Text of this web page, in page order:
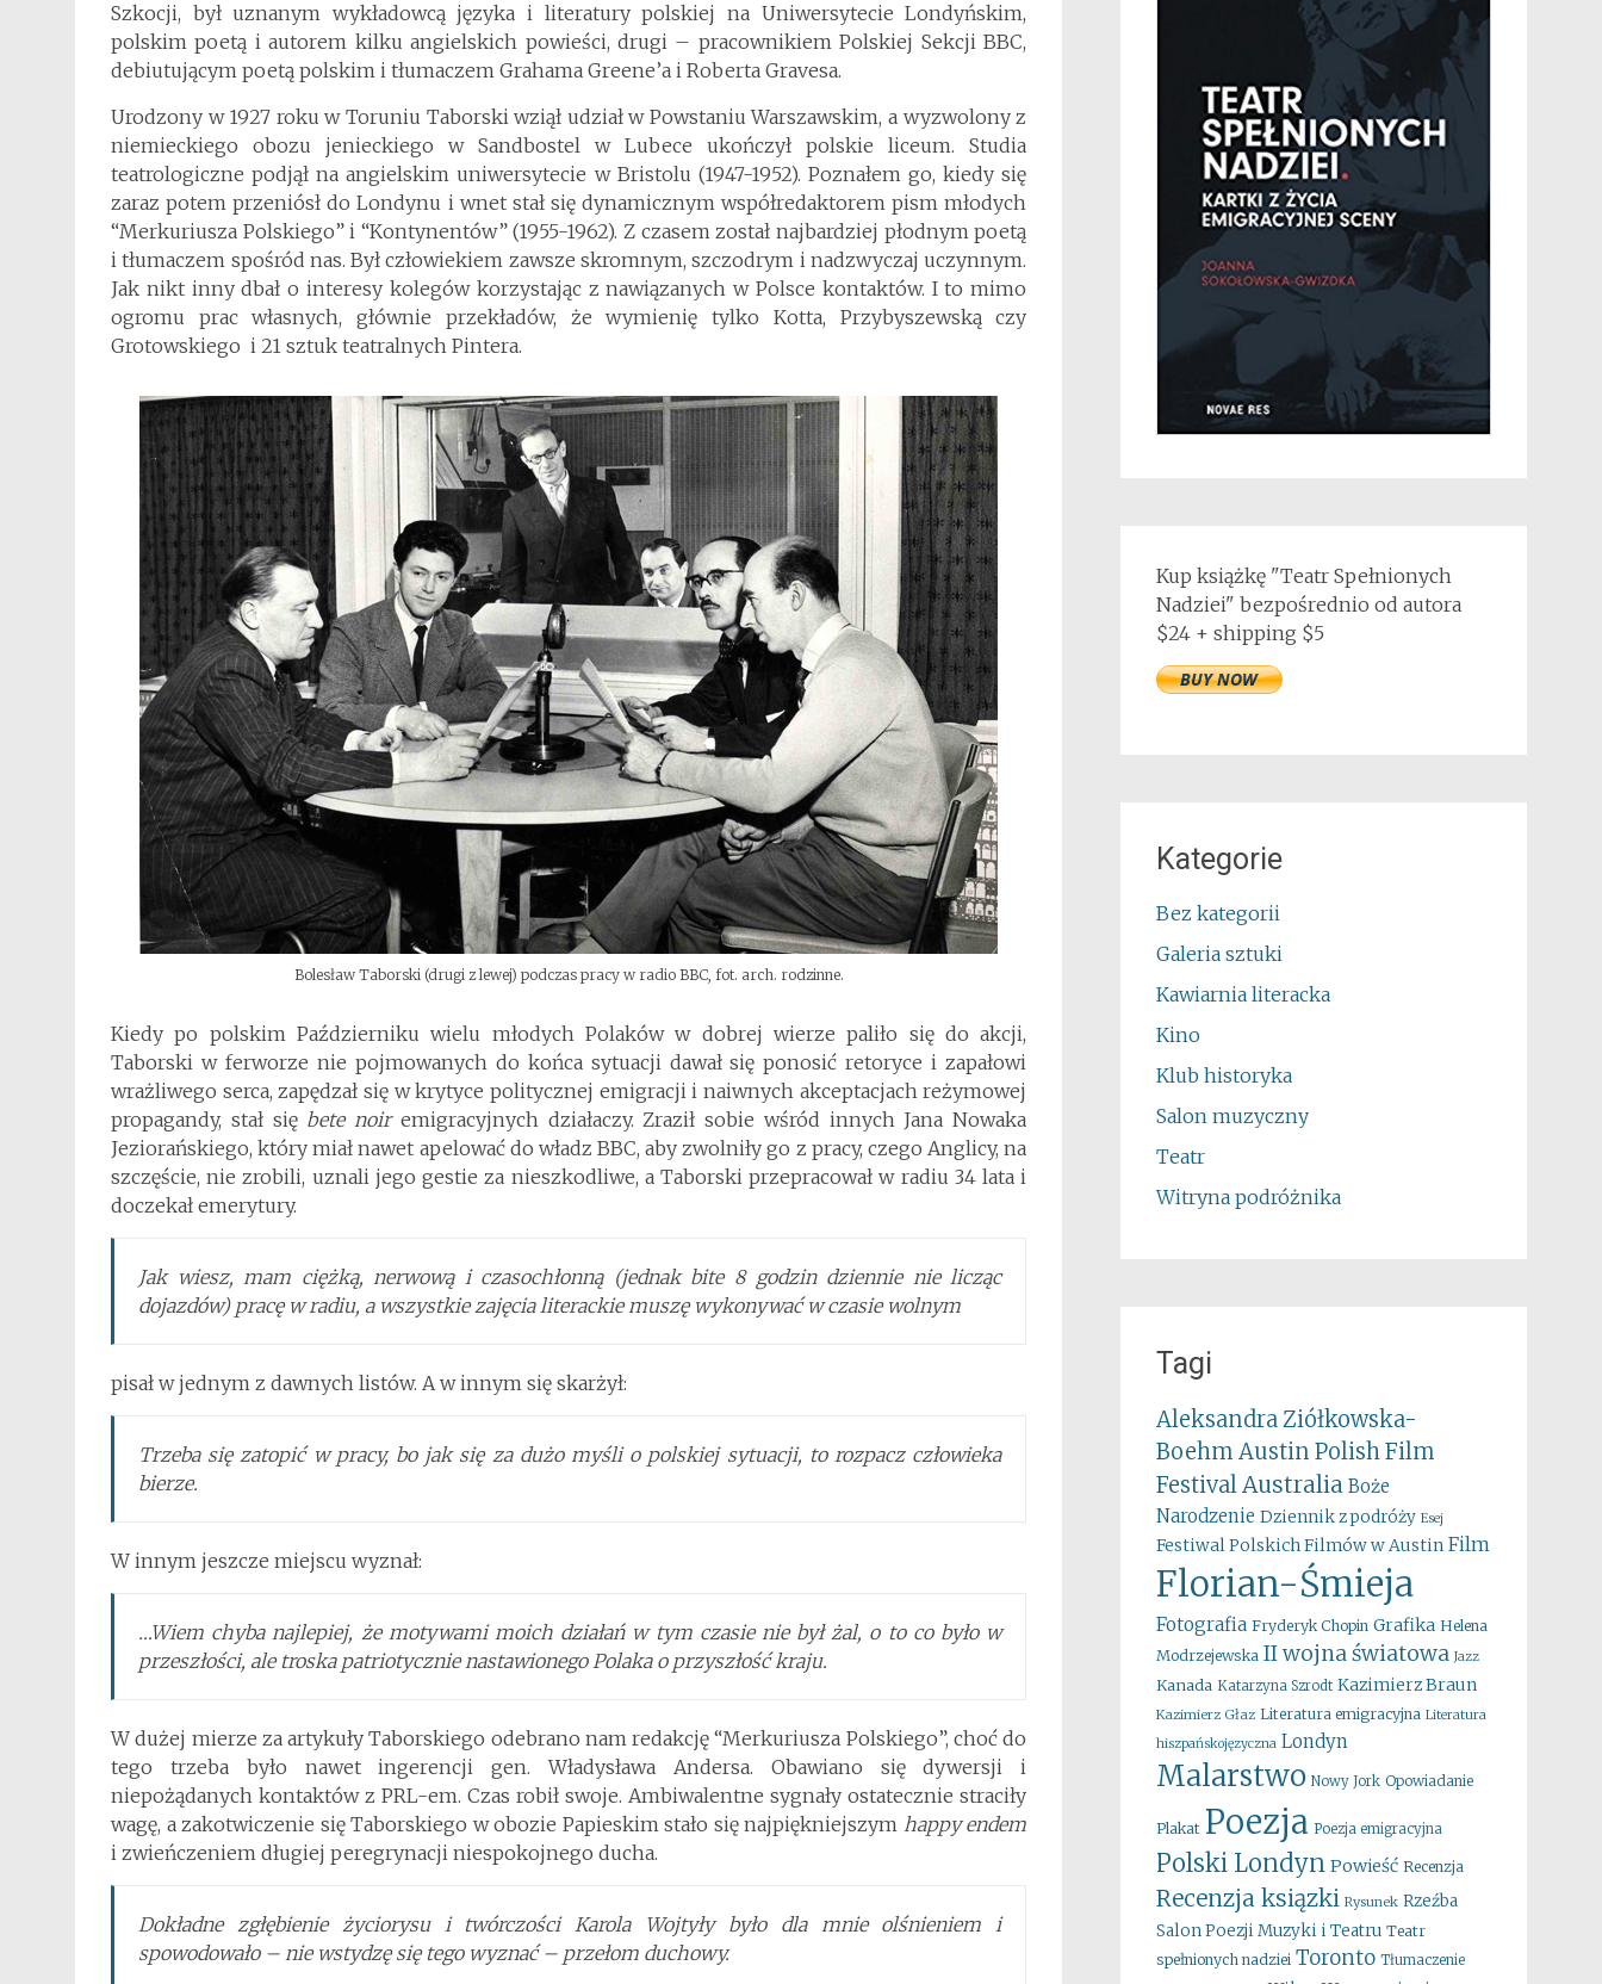
Szkocji, był uznanym wykładowcą języka i literatury polskiej na Uniwersytecie Londyńskim,
polskim poetą i autorem kilku angielskich powieści, drugi – pracownikiem Polskiej Sekcji BBC,
debiutującym poetą polskim i tłumaczem Grahama Greene’a i Roberta Gravesa.
Urodzony w 1927 roku w Toruniu Taborski wziął udział w Powstaniu Warszawskim, a wyzwolony z
niemieckiego obozu jenieckiego w Sandbostel w Lubece ukończył polskie liceum. Studia
teatrologiczne podjął na angielskim uniwersytecie w Bristolu (1947-1952). Poznałem go, kiedy się
zaraz potem przeniósł do Londynu i wnet stał się dynamicznym współredaktorem pism młodych
“Merkuriusza Polskiego” i “Kontynentów” (1955-1962). Z czasem został najbardziej płodnym poetą
i tłumaczem spośród nas. Był człowiekiem zawsze skromnym, szczodrym i nadzwyczaj uczynnym.
Jak nikt inny dbał o interesy kolegów korzystając z nawiązanych w Polsce kontaktów. I to mimo
ogromu prac własnych, głównie przekładów, że wymienię tylko Kotta, Przybyszewską czy
Grotowskiego i 21 sztuk teatralnych Pintera.
Bolesław Taborski (drugi z lewej) podczas pracy w radio BBC, fot. arch. rodzinne.
Kiedy po polskim Październiku wielu młodych Polaków w dobrej wierze paliło się do akcji,
Taborski w ferworze nie pojmowanych do końca sytuacji dawał się ponosić retoryce i zapałowi
wrażliwego serca, zapędzał się w krytyce politycznej emigracji i naiwnych akceptacjach reżymowej
propagandy, stał się bete noiremigracyjnych działaczy. Zraził sobie wśród innych Jana Nowaka
Jeziorańskiego, który miał nawet apelować do władz BBC, aby zwolniły go z pracy, czego Anglicy, na
szczęście, nie zrobili, uznali jego gestie za nieszkodliwe, a Taborski przepracował w radiu 34 lata i
doczekał emerytury.
Jak wiesz, mam ciężką, nerwową i czasochłonną (jednak bite 8 godzin dziennie nie licząc
dojazdów) pracę w radiu, a wszystkie zajęcia literackie muszę wykonywać w czasie wolnym
pisał w jednym z dawnych listów. A w innym się skarżył:
Trzeba się zatopić w pracy, bo jak się za dużo myśli o polskiej sytuacji, to rozpacz człowieka
bierze.
W innym jeszcze miejscu wyznał:
…Wiem chyba najlepiej, że motywami moich działań w tym czasie nie był żal, o to co było w
przeszłości, ale troska patriotycznie nastawionego Polaka o przyszłość kraju.
W dużej mierze za artykuły Taborskiego odebrano nam redakcję “Merkuriusza Polskiego”, choć do
tego trzeba było nawet ingerencji gen. Władysława Andersa. Obawiano się dywersji i
niepożądanych kontaktów z PRL-em. Czas robił swoje. Ambiwalentne sygnały ostatecznie straciły
wagę, a zakotwiczenie się Taborskiego w obozie Papieskim stało się najpiękniejszym happy endem
i zwieńczeniem długiej peregrynacji niespokojnego ducha.
Dokładne zgłębienie życiorysu i twórczości Karola Wojtyły było dla mnie olśnieniem i
spowodowało – nie wstydzę się tego wyznać – przełom duchowy.
Kup książkę "Teatr Spełnionych
Nadziei" bezpośrednio od autora
$24 + shipping $5
Kategorie
Bez kategorii
Galeria sztuki
Kawiarnia literacka
Kino
Klub historyka
Salon muzyczny
Teatr
Witryna podróżnika
Tagi
Aleksandra Ziółkowska-
Boehm Austin Polish Film
FestivalAustralia Boże
Narodzenie Dziennik z podróży Esej
Festiwal Polskich Filmów w Austin Film
Florian-Śmieja
Fotografia Fryderyk Chopin Grafika Helena
Modrzejewska II wojna światowa Jazz
Kanada Katarzyna Szrodt Kazimierz Braun
Kazimierz Głaz Literatura emigracyjna Literatura
hiszpańskojęzyczna Londyn
Malarstwo Nowy Jork Opowiadanie
Plakat Poezja Poezja emigracyjna
Polski Londyn Powieść Recenzja
Recenzja ksiązki Rysunek Rzeźba
Salon Poezji Muzyki i Teatru Teatr
spełnionych nadziei Toronto Tłumaczenie